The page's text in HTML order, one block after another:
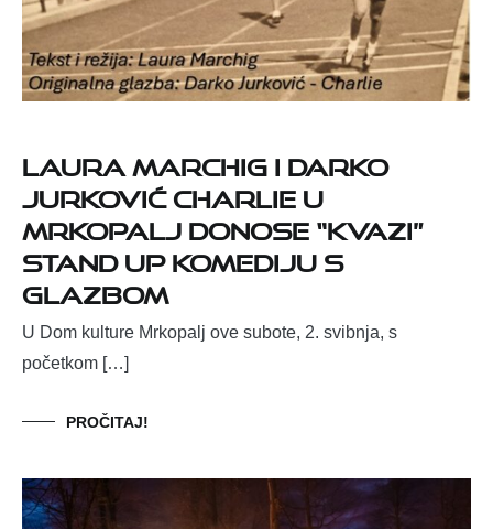
Laura Marchig i Darko
Jurković Charlie u
Mrkopalj donose “kvazi”
stand up komediju s
glazbom
U Dom kulture Mrkopalj ove subote, 2. svibnja, s
početkom […]
PROČITAJ!